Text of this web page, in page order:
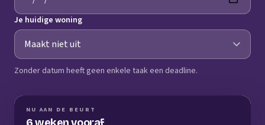
Je huidige woning
Zonder datum heeft geen enkele taak een deadline.
NU AAN DE BEURT